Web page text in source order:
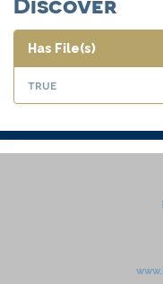
Has File(s)
true